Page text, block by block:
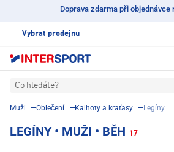
Doprava zdarma při objednávce
Vybrat prodejnu
Co hledáte?
Muži Oblečení Kalhoty a kraťasy Legíny
LEGÍNY • MUŽI • BĚH 17